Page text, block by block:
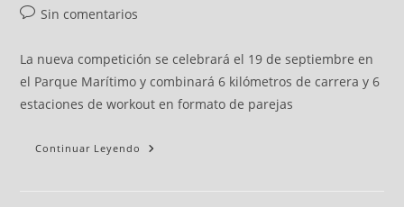
Sin comentarios
La nueva competición se celebrará el 19 de septiembre en
el Parque Marítimo y combinará 6 kilómetros de carrera y 6
estaciones de workout en formato de parejas
Continuar Leyendo